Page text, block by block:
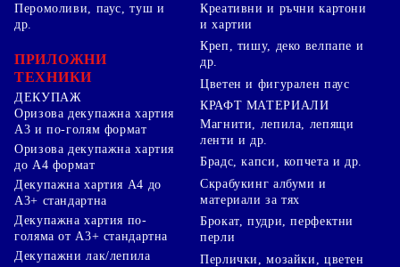
Перомоливи, паус, туш и
др.
ПРИЛОЖНИ
ТЕХНИКИ
ДЕКУПАЖ
Оризова декупажна хартия
А3 и по-голям формат
Оризова декупажна хартия
до А4 формат
Декупажна хартия А4 до
А3+ стандартна
Декупажна хартия по-
голяма от А3+ стандартна
Декупажни лак/лепила
Креативни и ръчни картони
и хартии
Креп, тишу, деко велпапе и
др.
Цветен и фигурален паус
КРАФТ МАТЕРИАЛИ
Магнити, лепила, лепящи
ленти и др.
Брадс, капси, копчета и др.
Скрабукинг албуми и
материали за тях
Брокат, пудри, перфектни
перли
Перлички, мозайки, цветен